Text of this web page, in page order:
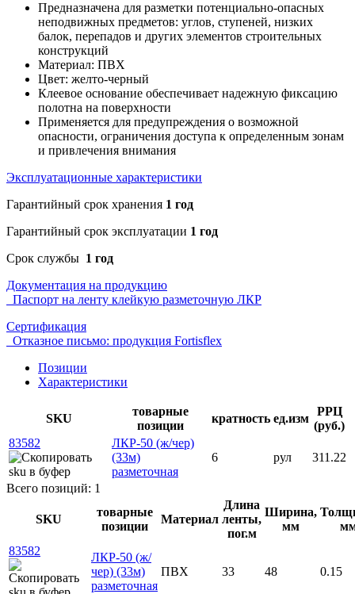
Предназначена для разметки потенциально-опасных
неподвижных предметов: углов, ступеней, низких
балок, перепадов и других элементов строительных
конструкций
Материал: ПВХ
Цвет: желто-черный
Клеевое основание обеспечивает надежную фиксацию
полотна на поверхности
Применяется для предупреждения о возможной
опасности, ограничения доступа к определенным зонам
и привлечения внимания
Эксплуатационные характеристики
Гарантийный срок хранения 1 год
Гарантийный срок эксплуатации 1 год
Срок службы 1 год
Документация на продукцию
Паспорт на ленту клейкую разметочную ЛКР
Сертификация
Отказное письмо: продукция Fortisflex
Позиции
Характеристики
SKU
товарные
позиции
кратность ед.изм
РРЦ
(руб.)
83582
ЛКР-50 (ж/чер)
(33м)
разметочная
6 рул 311.22
Всего позиций: 1
SKU
товарные
позиции
Материал
Длина
ленты,
пог.м
Ширина,
мм
83582
ЛКР-50 (ж/
чер) (33м)
разметочная
ПВХ 33 48 0.15